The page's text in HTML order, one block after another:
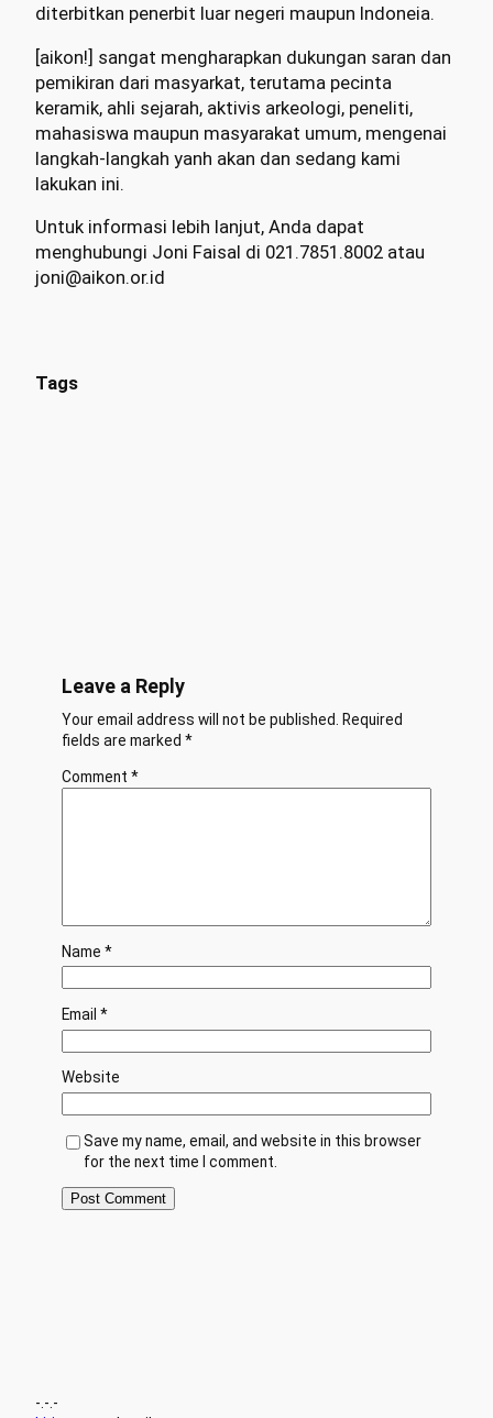
diterbitkan penerbit luar negeri maupun Indoneia.
[aikon!] sangat mengharapkan dukungan saran dan
pemikiran dari masyarkat, terutama pecinta
keramik, ahli sejarah, aktivis arkeologi, peneliti,
mahasiswa maupun masyarakat umum, mengenai
langkah-langkah yanh akan dan sedang kami
lakukan ini.
Untuk informasi lebih lanjut, Anda dapat
menghubungi Joni Faisal di 021.7851.8002 atau
joni@aikon.or.id
Tags
Leave a Reply
Your email address will not be published. Required
fields are marked *
Comment *
Name *
Email *
Website
Save my name, email, and website in this browser
for the next time I comment.
-.-.-